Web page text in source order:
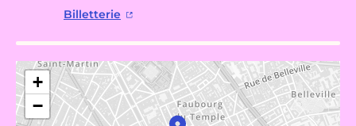
Billetterie
+
−